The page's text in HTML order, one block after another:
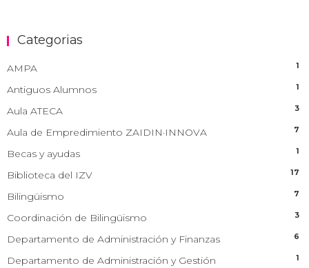
Categorias
AMPA 1
Antiguos Alumnos 1
Aula ATECA 3
Aula de Empredimiento ZAIDIN·INNOVA 7
Becas y ayudas 1
Biblioteca del IZV 17
Bilingüismo 7
Coordinación de Bilingüismo 3
Departamento de Administración y Finanzas 6
Departamento de Administración y Gestión 1